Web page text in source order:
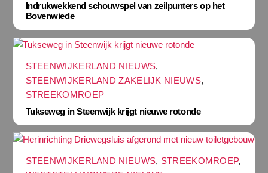
Indrukwekkend schouwspel van zeilpunters op het
Bovenwiede
STEENWIJKERLAND NIEUWS,
STEENWIJKERLAND ZAKELIJK NIEUWS,
STREEKOMROEP
Tukseweg in Steenwijk krijgt nieuwe rotonde
STEENWIJKERLAND NIEUWS, STREEKOMROEP,